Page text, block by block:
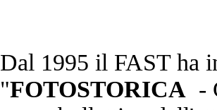
Dal 1995 il FAST ha
"FOTOSTORICA -